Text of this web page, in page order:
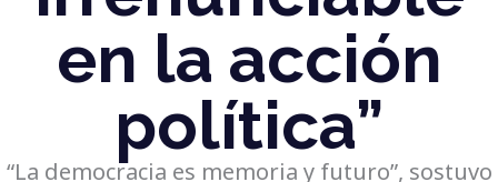
en la acción
política”
“La democracia es memoria y futuro”, sostuvo